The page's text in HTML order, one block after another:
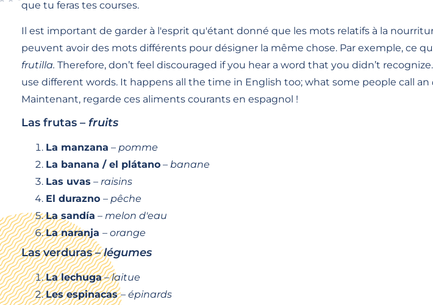
que tu feras tes courses.
Il est important de garder à l'esprit qu'étant donné que les mots relatifs à la
peuvent avoir des mots différents pour désigner la même chose. Par exemple, ce
frutilla. Therefore, don’t feel discouraged if you hear a word that you didn’t
use different words. It happens all the time in English too; what some people call an
Maintenant, regarde ces aliments courants en espagnol !
Las frutas – fruits
La manzana – pomme
La banana / el plátano – banane
Las uvas – raisins
El durazno – pêche
La sandía – melon d'eau
La naranja – orange
Las verduras –légumes
La lechuga–laitue
Les espinacas– épinards